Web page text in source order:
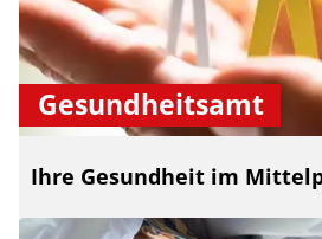
Gesundheitsamt
Ihre Gesundheit im